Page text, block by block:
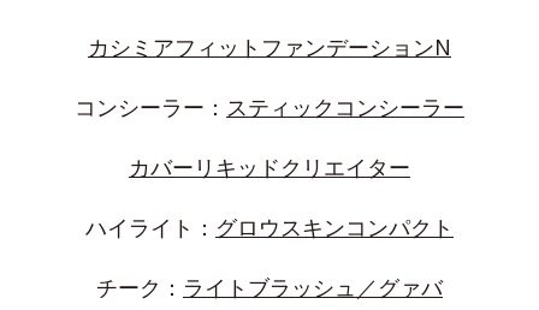
カシミアフィットファンデーションN
コンシーラー： スティックコンシーラー
カバーリキッドクリエイター
ハイライト： グロウスキンコンパクト
チーク： ライトブラッシュ／グァバ